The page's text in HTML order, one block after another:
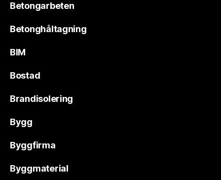
Betongarbeten
Betonghåltagning
BIM
Bostad
Brandisolering
Bygg
Byggfirma
Byggmaterial